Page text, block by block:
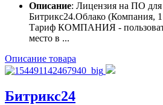
Описание: Лицензия на ПО
Битрикс24.Облако (Компания,
Тариф КОМПАНИЯ -
место в ...
Описание товара
Битрикс24